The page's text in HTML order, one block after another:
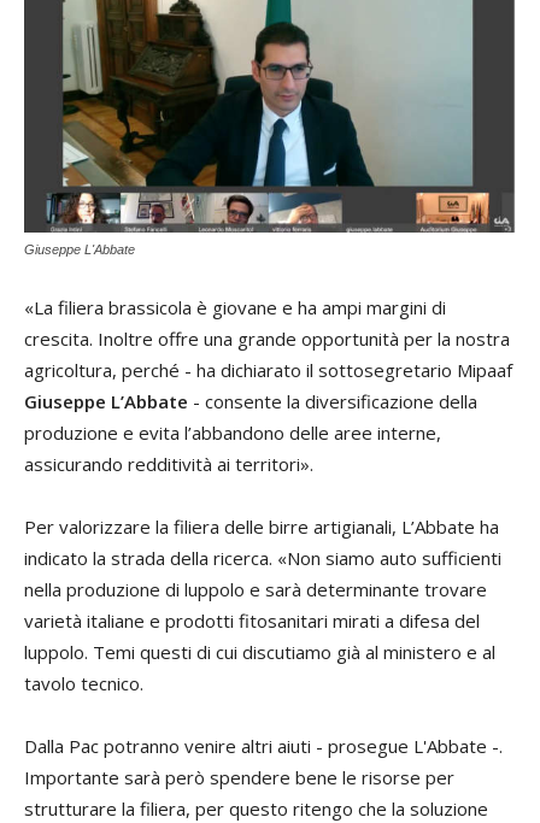
Giuseppe L'Abbate
«La filiera brassicola è giovane e ha ampi margini di
crescita. Inoltre offre una grande opportunità per la nostra
agricoltura, perché - ha dichiarato il sottosegretario Mipaaf
Giuseppe L’Abbate - consente la diversificazione della
produzione e evita l’abbandono delle aree interne,
assicurando redditività ai territori».
Per valorizzare la filiera delle birre artigianali, L’Abbate ha
indicato la strada della ricerca. «Non siamo auto sufficienti
nella produzione di luppolo e sarà determinante trovare
varietà italiane e prodotti fitosanitari mirati a difesa del
luppolo. Temi questi di cui discutiamo già al ministero e al
tavolo tecnico.
Dalla Pac potranno venire altri aiuti - prosegue L'Abbate -.
Importante sarà però spendere bene le risorse per
strutturare la filiera, per questo ritengo che la soluzione